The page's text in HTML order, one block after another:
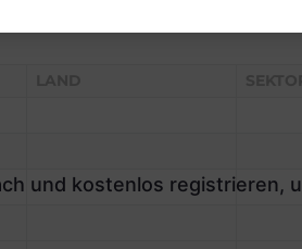
und kostenlos registrieren,